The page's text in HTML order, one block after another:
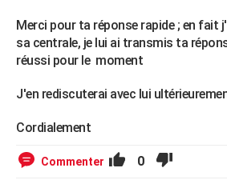
Merci pour ta réponse rapide ; en fait
sa centrale, je lui ai transmis ta
réussi pour le moment
J'en rediscuterai avec lui
Cordialement
Commenter 0